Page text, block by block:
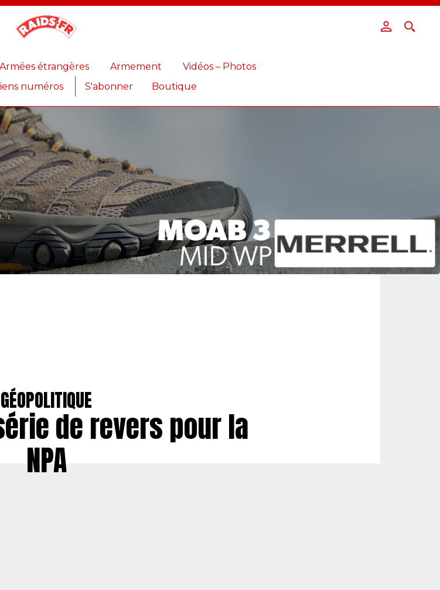
Armées étrangères Armement
Vidéos – Photos
numéros S'abonner Boutique
GÉOPOLITIQUE
de revers pour la
NPA